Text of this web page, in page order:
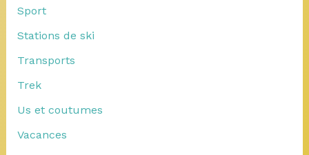
Sport
Stations de ski
Transports
Trek
Us et coutumes
Vacances